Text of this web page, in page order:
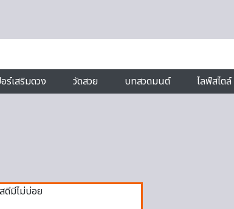
ร์เสริมดวง วัดสวย บทสวดมนต์ ไลฟ์สไตล์